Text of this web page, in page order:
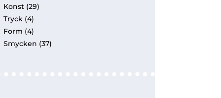
Konst (29)
Tryck (4)
Form (4)
Smycken (37)